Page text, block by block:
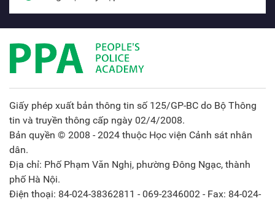
Giấy phép xuất bản thông tin số 125/GP-BC do Bộ Thông
tin và truyền thông cấp ngày 02/4/2008.
Bản quyền © 2008 - 2024 thuộc Học viện Cảnh sát nhân
dân.
Địa chỉ: Phố Phạm Văn Nghị, phường Đông Ngạc, thành
phố Hà Nội.
Điện thoại: 84-024-38362811 - 069-2346002 - Fax: 84-024-